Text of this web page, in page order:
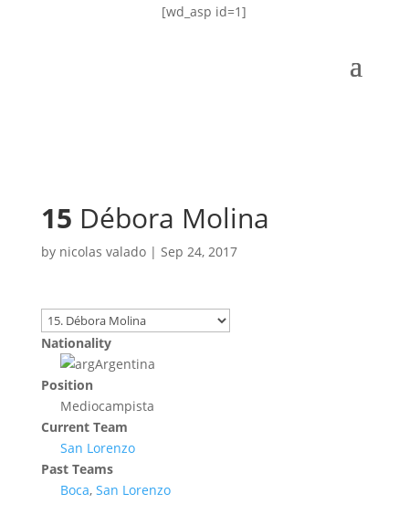
[wd_asp id=1]
15 Débora Molina
by nicolas valado| Sep 24, 2017
Nationality
Argentina
Position
Mediocampista
Current Team
San Lorenzo
Past Teams
Boca, San Lorenzo